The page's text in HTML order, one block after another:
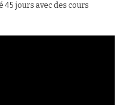
45 jours avec des cours